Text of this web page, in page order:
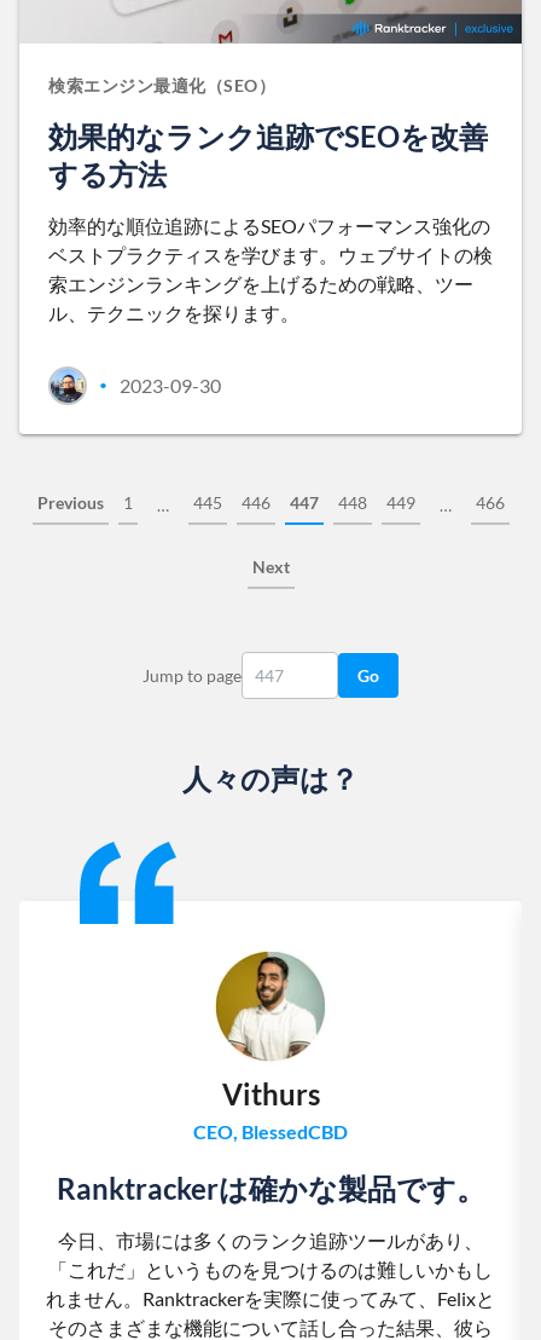
検索エンジン最適化（SEO）
効果的なランク追跡でSEOを改善
する方法
効率的な順位追跡によるSEOパフォーマンス強化の
ベストプラクティスを学びます。ウェブサイトの検
索エンジンランキングを上げるための戦略、ツー
ル、テクニックを探ります。
• 2023-09-30
Previous 1 … 445 446 447 448 449 … 466
Next
Jump to page Go
人々の声は？
Vithurs
CEO, BlessedCBD
Ranktrackerは確かな製品です。
今日、市場には多くのランク追跡ツールがあり、
「これだ」というものを見つけるのは難しいかもし
れません。Ranktrackerを実際に使ってみて、Felixと
そのさまざまな機能について話し合った結果、彼ら